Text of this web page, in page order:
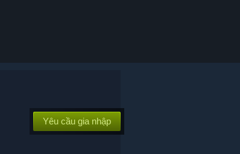
Yêu cầu gia nhập